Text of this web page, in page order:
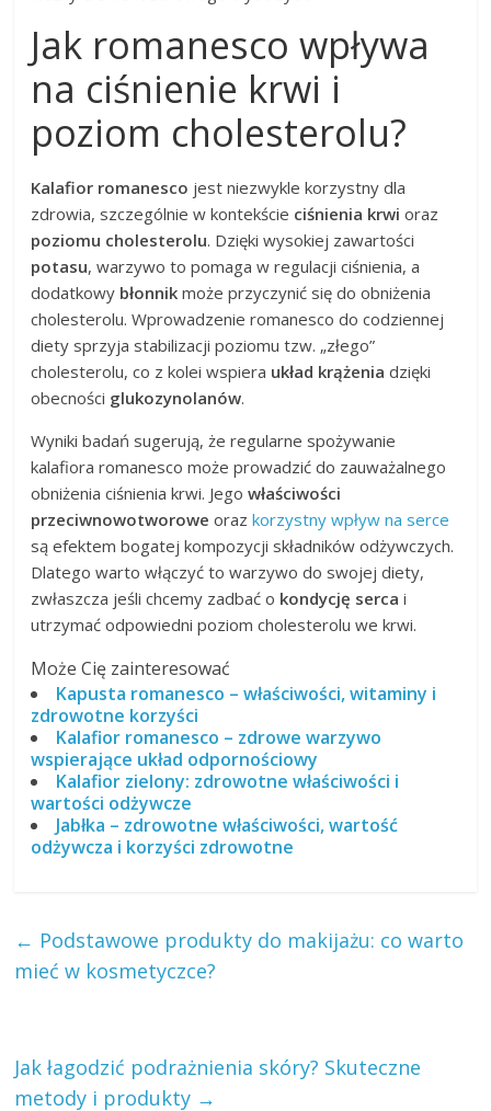
Jak romanesco wpływa
na ciśnienie krwi i
poziom cholesterolu?
Kalafior romanesco jest niezwykle korzystny dla
zdrowia, szczególnie w kontekście ciśnienia krwi oraz
poziomu cholesterolu. Dzięki wysokiej zawartości
potasu, warzywo to pomaga w regulacji ciśnienia, a
dodatkowy błonnik może przyczynić się do obniżenia
cholesterolu. Wprowadzenie romanesco do codziennej
diety sprzyja stabilizacji poziomu tzw. „złego”
cholesterolu, co z kolei wspiera układ krążenia dzięki
obecności glukozynolanów.
Wyniki badań sugerują, że regularne spożywanie
kalafiora romanesco może prowadzić do zauważalnego
obniżenia ciśnienia krwi. Jegowłaściwości
przeciwnowotworowe orazkorzystny wpływ na serce
są efektem bogatej kompozycji składników odżywczych.
Dlatego warto włączyć to warzywo do swojej diety,
zwłaszcza jeśli chcemy zadbać o kondycję serca i
utrzymać odpowiedni poziom cholesterolu we krwi.
Może Cię zainteresować
Kapusta romanesco – właściwości, witaminy i
zdrowotne korzyści
Kalafior romanesco – zdrowe warzywo
wspierające układ odpornościowy
Kalafior zielony: zdrowotne właściwości i
wartości odżywcze
Jabłka – zdrowotne właściwości, wartość
odżywcza i korzyści zdrowotne
← Podstawowe produkty do makijażu: co warto
mieć w kosmetyczce?
Jak łagodzić podrażnienia skóry? Skuteczne
metody i produkty →